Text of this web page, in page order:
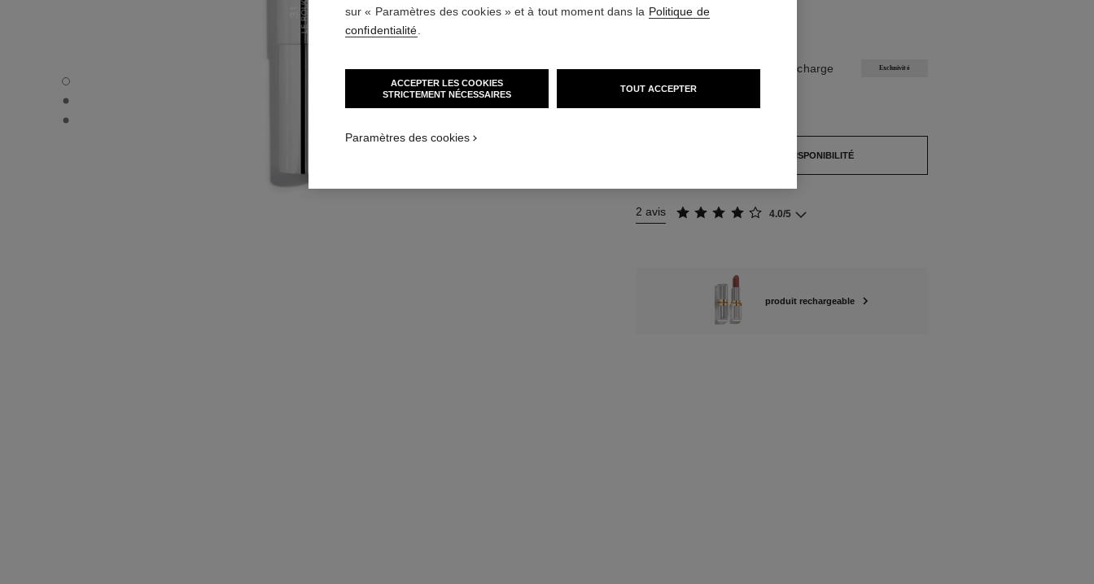
31 LE ROUGE – RECHARGE - Vue par défaut
31 LE ROUGE – RECHARGE - Vue alternative 1
31 LE ROUGE – RECHARGE - Vue basique texture
14 - ROUGE INTIMISTE Recharge Exclusivité
M’AVERTIR DE SA DISPONIBILITÉ
2 avis 4.0/5
produit rechargeable
sur « Paramètres des cookies » et à tout moment dans la Politique de
confidentialité
ACCEPTER LES COOKIES
STRICTEMENT NÉCESSAIRES
TOUT ACCEPTER
Paramètres des cookies